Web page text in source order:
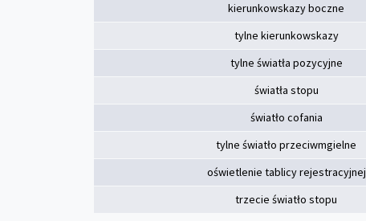
kierunkowskazy boczne
tylne kierunkowskazy
tylne światła pozycyjne
światła stopu
światło cofania
tylne światło przeciwmgielne
oświetlenie tablicy rejestracyjnej
trzecie światło stopu